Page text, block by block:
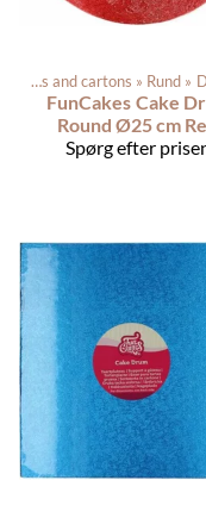
Cake drums and cartons ‪» Rund ‪»
FunCakes Cake
Round Ø25 cm
Spørg efter
Produkterne ‪»